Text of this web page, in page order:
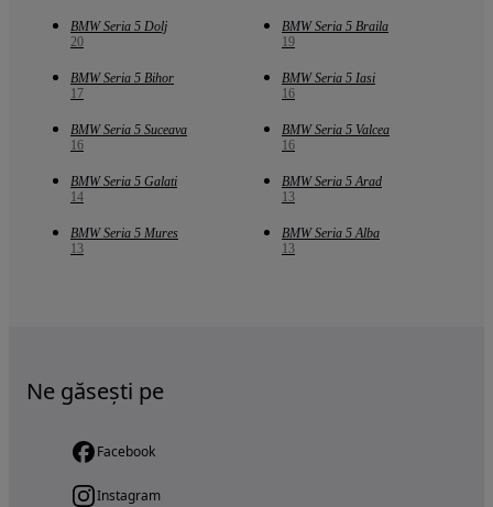
BMW Seria 5 Dolj
20
BMW Seria 5 Braila
19
BMW Seria 5 Bihor
17
BMW Seria 5 Iasi
16
BMW Seria 5 Suceava
16
BMW Seria 5 Valcea
16
BMW Seria 5 Galati
14
BMW Seria 5 Arad
13
BMW Seria 5 Mures
13
BMW Seria 5 Alba
13
Ne găsești pe
Facebook
Instagram